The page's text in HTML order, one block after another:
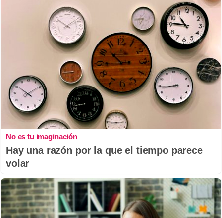
No es tu imaginación
Hay una razón por la que el tiempo parece
volar